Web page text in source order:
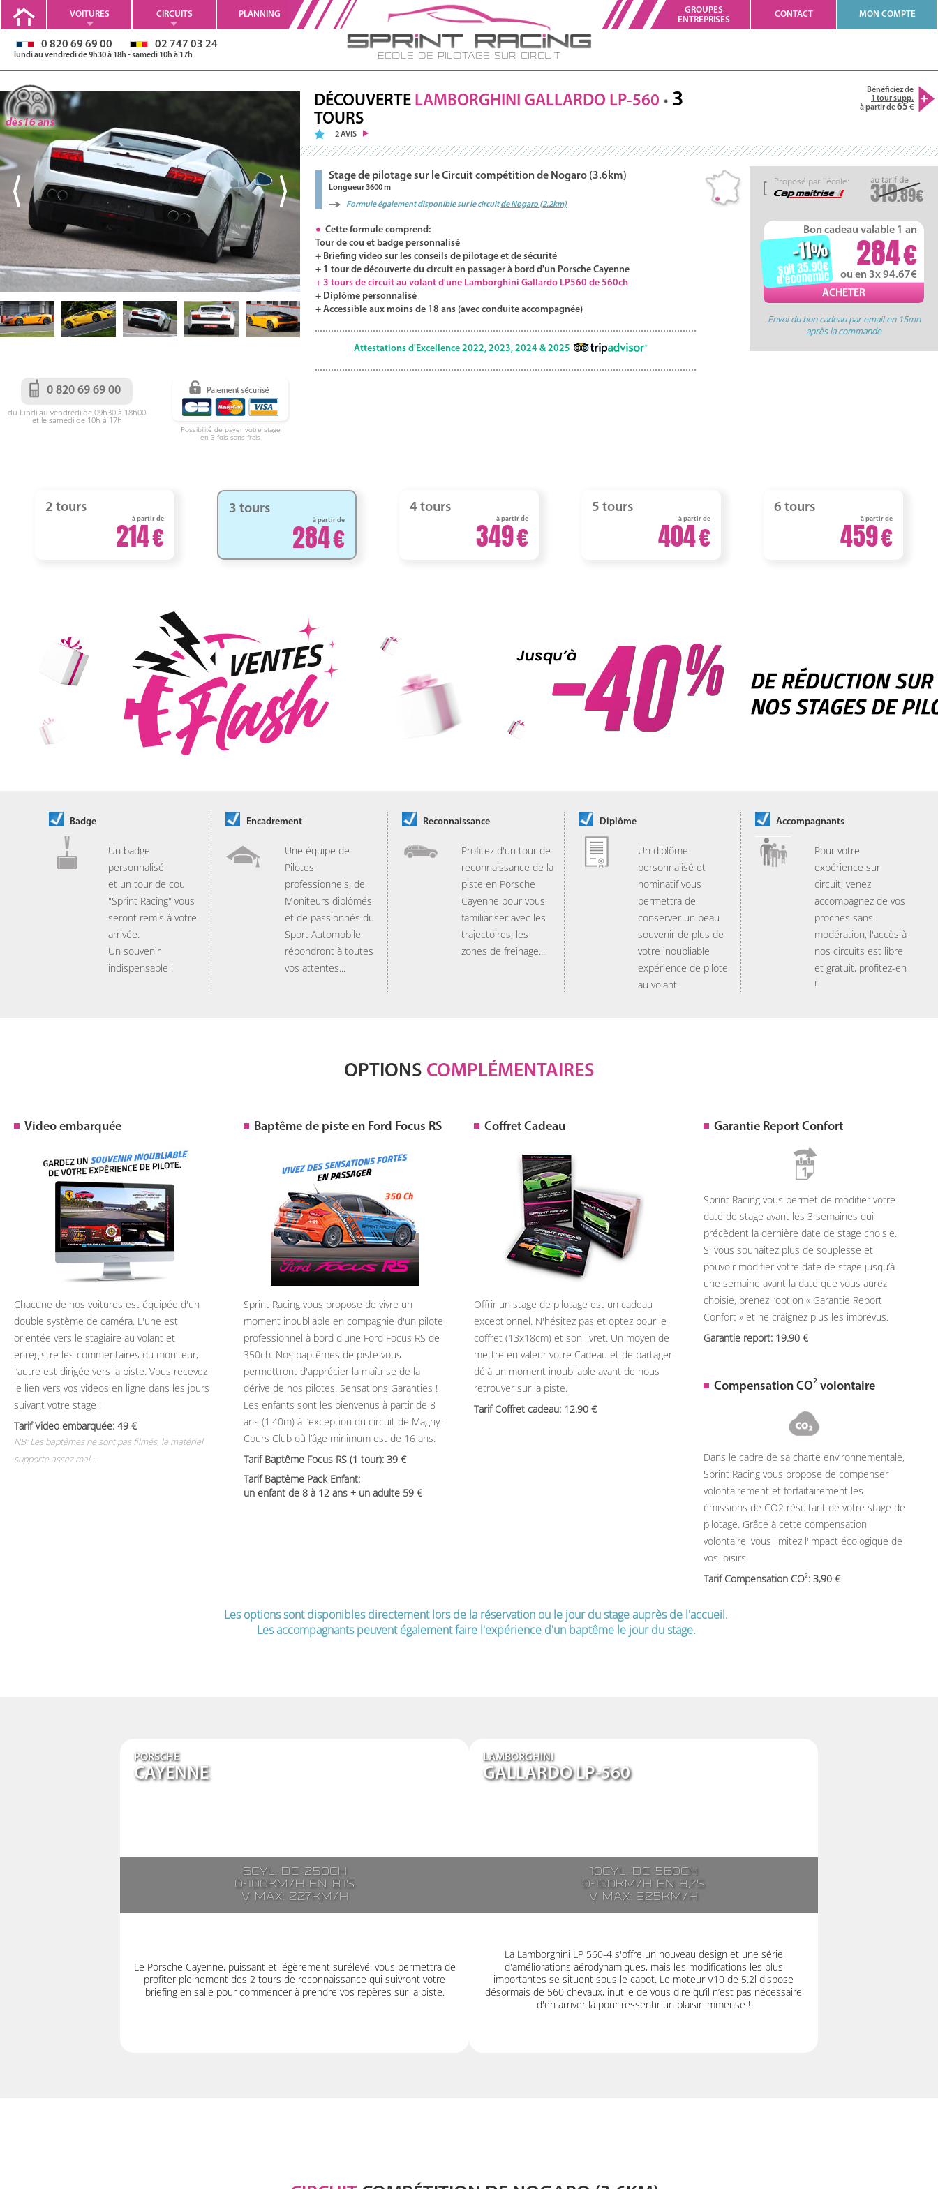
Ecole de Pilotage sur Circuit
VOITURES CIRCUITS PLANNING
GROUPES
ENTREPRISES
CONTACT MON COMPTE
0 820 69 69 00 02 747 03 24
lundi au vendredi de 9h30 à 18h - samedi 10h à 17h
Bénéficiez de
1 tour supp.
à partir de65
DÉCOUVERTE LAMBORGHINI GALLARDO LP-560 3
TOURS
2 AVIS
319.89
Proposé par l'école:
Bon cadeau valable 1 an
284
ou en 3x 94.67
-11%
soit 35.90
d'économie
Envoi du bon cadeau par email en 15mn
après la commande
Stage de pilotage sur le Circuit compétition de Nogaro (3.6km)
Longueur 3600 m
Formule également disponible sur le circuitde Nogaro (2.2km)
Cette formule comprend:
Tour de cou et badge personnalisé
+ Briefing video sur les conseils de pilotage et de sécurité
+ 1 tour de découverte du circuit en passager à bord d'un Porsche Cayenne
+ 3 tours de circuit au volant d'une Lamborghini Gallardo LP560 de 560ch
+ Diplôme personnalisé
+ Accessible aux moins de 18 ans (avec conduite accompagnée)
Attestations d'Excellence 2022, 2023, 2024 & 2025
0 820 69 69 00
du lundi au vendredi de 09h30 à 18h00
et le samedi de 10h à 17h
Possibilité de payer votre stage
en 3 fois sans frais
2 tours
à partir de
214
3 tours
à partir de
284
4 tours
à partir de
349
5 tours
à partir de
404
6 tours
à partir de
459
Badge
Un badge
personnalisé
et un tour de cou
"Sprint Racing" vous
seront remis à votre
arrivée.
Un souvenir
indispensable !
Encadrement
Une équipe de
Pilotes
professionnels, de
Moniteurs diplômés
et de passionnés du
Sport Automobile
répondront à toutes
vos attentes...
Reconnaissance
Profitez d'un tour de
reconnaissance de la
piste en Porsche
Cayenne pour vous
familiariser avec les
trajectoires, les
zones de freinage...
Diplôme
Un diplôme
personnalisé et
nominatif vous
permettra de
conserver un beau
souvenir de plus de
votre inoubliable
expérience de pilote
au volant.
Accompagnants
Pour votre
expérience sur
circuit, venez
accompagnez de vos
proches sans
modération, l'accès à
nos circuits est libre
et gratuit, profitez-en
!
OPTIONS COMPLÉMENTAIRES
Video embarquée
Chacune de nos voitures est équipée d'un
double système de caméra. L'une est
orientée vers le stagiaire au volant et
enregistre les commentaires du moniteur,
l’autre est dirigée vers la piste. Vous recevez
le lien vers vos videos en ligne dans les jours
suivant votre stage !
Tarif Video embarquée: 49
NB: Les baptêmes ne sont pas filmés, le matériel
supporte assez mal...
Baptême de piste en Ford Focus RS
Sprint Racing vous propose de vivre un
moment inoubliable en compagnie d'un pilote
professionnel à bord d'une Ford Focus RS de
350ch. Nos baptêmes de piste vous
permettront d'apprécier la maîtrise de la
dérive de nos pilotes. Sensations Garanties !
Les enfants sont les bienvenus à partir de 8
ans (1.40m) à l’exception du circuit de Magny-
Cours Club où l’âge minimum est de 16 ans.
Tarif Baptême Focus RS (1 tour): 39
Tarif Baptême Pack Enfant:
un enfant de 8 à 12 ans + un adulte 59
Coffret Cadeau
Offrir un stage de pilotage est un cadeau
exceptionnel. N'hésitez pas et optez pour le
coffret (13x18cm) et son livret. Un moyen de
mettre en valeur votre Cadeau et de partager
déjà un moment inoubliable avant de nous
retrouver sur la piste.
Tarif Coffret cadeau: 12.90
Garantie Report Confort
Sprint Racing vous permet de modifier votre
date de stage avant les 3 semaines qui
précèdent la dernière date de stage choisie.
Si vous souhaitez plus de souplesse et
pouvoir modifier votre date de stage jusqu’à
une semaine avant la date que vous aurez
choisie, prenez l’option « Garantie Report
Confort » et ne craignez plus les imprévus.
Garantie report: 19.90
Compensation CO2volontaire
Dans le cadre de sa charte environnementale,
Sprint Racing vous propose de compenser
volontairement et forfaitairement les
émissions de CO2 résultant de votre stage de
pilotage. Grâce à cette compensation
volontaire, vous limitez l'impact écologique de
vos loisirs.
Tarif Compensation CO2: 3,90
Les options sont disponibles directement lors de la réservation ou le jour du stage auprès de l'accueil.
Les accompagnants peuvent également faire l'expérience d'un baptême le jour du stage.
PORSCHE
CAYENNE
6cyl. de 250ch
0-100km/h en 8.1s
V max: 227km/h
Le Porsche Cayenne, puissant et légèrement surélevé, vous permettra de
profiter pleinement des 2 tours de reconnaissance qui suivront votre
briefing en salle pour commencer à prendre vos repères sur la piste.
LAMBORGHINI
GALLARDO LP-560
10cyl. de 560ch
0-100km/h en 3,7s
V max: 325km/h
La Lamborghini LP 560-4 s'offre un nouveau design et une série
d'améliorations aérodynamiques, mais les modifications les plus
importantes se situent sous le capot. Le moteur V10 de 5.2l dispose
désormais de 560 chevaux, inutile de vous dire qu’il n’est pas nécessaire
d'en arriver là pour ressentir un plaisir immense !